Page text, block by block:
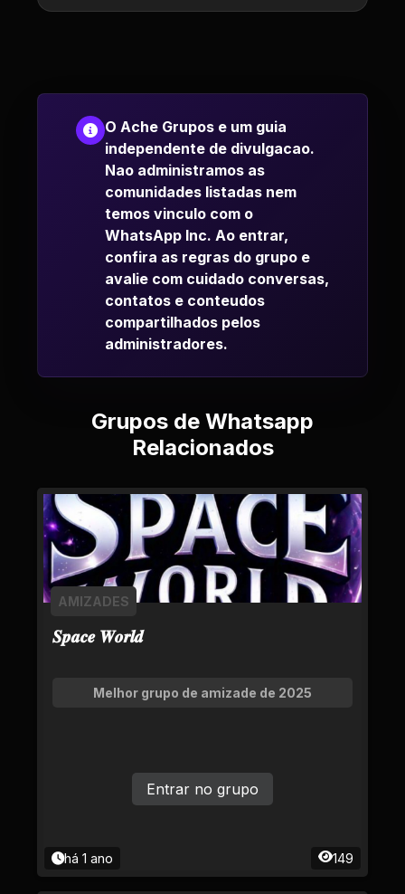
O Ache Grupos e um guia
independente de divulgacao.
Nao administramos as
comunidades listadas nem
temos vinculo com o
WhatsApp Inc. Ao entrar,
confira as regras do grupo e
avalie com cuidado conversas,
contatos e conteudos
compartilhados pelos
administradores.
Grupos de Whatsapp
Relacionados
𝑺𝒑𝒂𝒄𝒆 𝑾𝒐𝒓𝒍𝒅
AMIZADES
Melhor grupo de amizade de 2025
há 1 ano 149
Entrar no grupo